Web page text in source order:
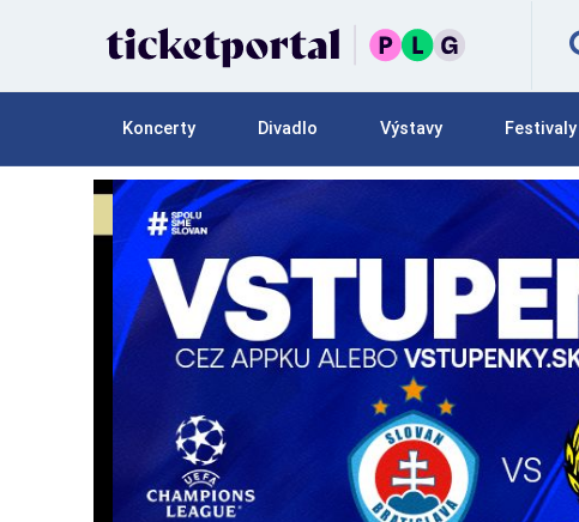
Koncerty Divadlo Výstavy Festivaly